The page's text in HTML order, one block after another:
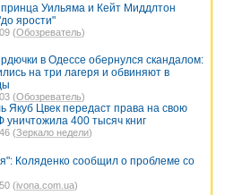
принца Уильяма и Кейт Миддлтон
ярости"
(Обозреватель)
в Одессе обернулся скандалом:
на три лагеря и обвиняют в
(Обозреватель)
Якуб Цвек передаст права на свою
уничтожила 400 тысяч книг
(Зеркало недели)
Коляденко сообщил о проблеме со
(ivona.com.ua)